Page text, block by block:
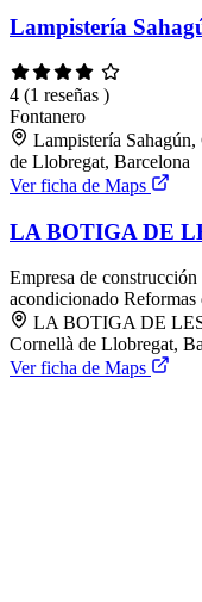
Lampistería
4 (1 reseñas )
Fontanero
Lampistería
de Llobregat, Barcelona
Ver ficha de Maps
LA BOTIGA DE
Empresa de construcción
acondicionado Reformas
LA BOTIGA DE
Cornellà de Llobregat,
Ver ficha de Maps